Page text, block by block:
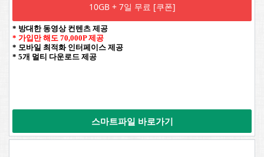
10GB + 7일 무료 [쿠폰]
* 방대한 동영상 컨텐츠 제공
* 가입만 해도 70,000P 제공
* 모바일 최적화 인터페이스 제공
* 5개 멀티 다운로드 제공
스마트파일 바로가기